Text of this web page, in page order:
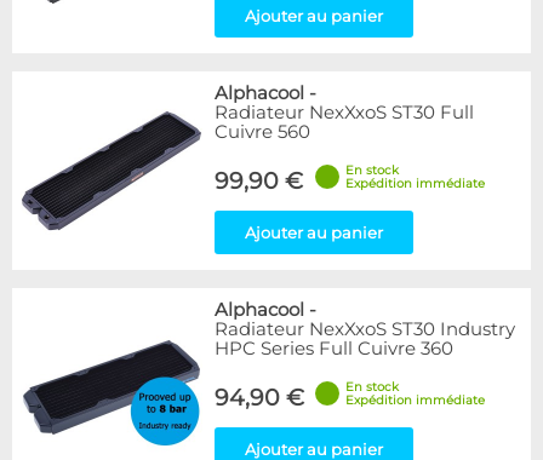
Ajouter au panier
Alphacool -
Radiateur NexXxoS ST30 Full
Cuivre 560
99,90 €
En stock
Expédition immédiate
Ajouter au panier
Alphacool -
Radiateur NexXxoS ST30 Industry
HPC Series Full Cuivre 360
94,90 €
En stock
Expédition immédiate
Ajouter au panier